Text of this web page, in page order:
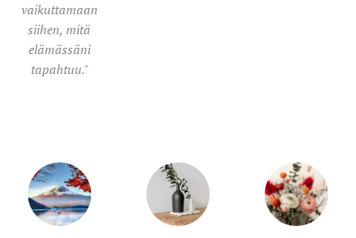
vaikuttamaan
siihen, mitä
elämässäni
tapahtuu."